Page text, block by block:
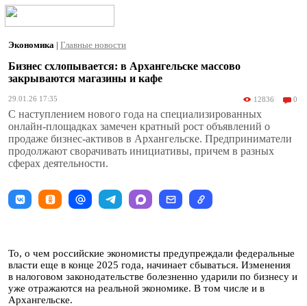
Экономика | Главные новости
Бизнес схлопывается: в Архангельске массово
закрываются магазины и кафе
29.01.26 17:35 12836 0
С наступлением нового года на специализированных
онлайн-площадках замечен кратный рост объявлений о
продаже бизнес-активов в Архангельске. Предприниматели
продолжают сворачивать инициативы, причем в разных
сферах деятельности.
То, о чем российские экономисты предупреждали федеральные
власти еще в конце 2025 года, начинает сбываться. Изменения
в налоговом законодательстве болезненно ударили по бизнесу и
уже отражаются на реальной экономике. В том числе и в
Архангельске.